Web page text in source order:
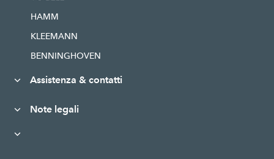
HAMM
KLEEMANN
BENNINGHOVEN
Assistenza & contatti
Note legali